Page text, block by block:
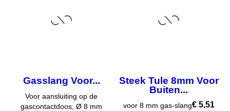
Gasslang Voor...
Voor aansluiting op de
gascontactdoos, Ø 8 mm
Steek Tule 8mm Voor
Buiten...
voor 8 mm gas-slangPrijs
€ 5,51